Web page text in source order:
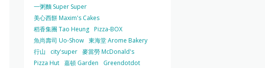
一粥麵 Super Super
美心西餅 Maxim's Cakes
稻香集團 Tao Heung Pizza-BOX
魚尚壽司 Uo-Show 東海堂 Arome Bakery
行山
city'super 麥當勞 McDonald's
Pizza Hut 嘉頓 Garden
Greendotdot